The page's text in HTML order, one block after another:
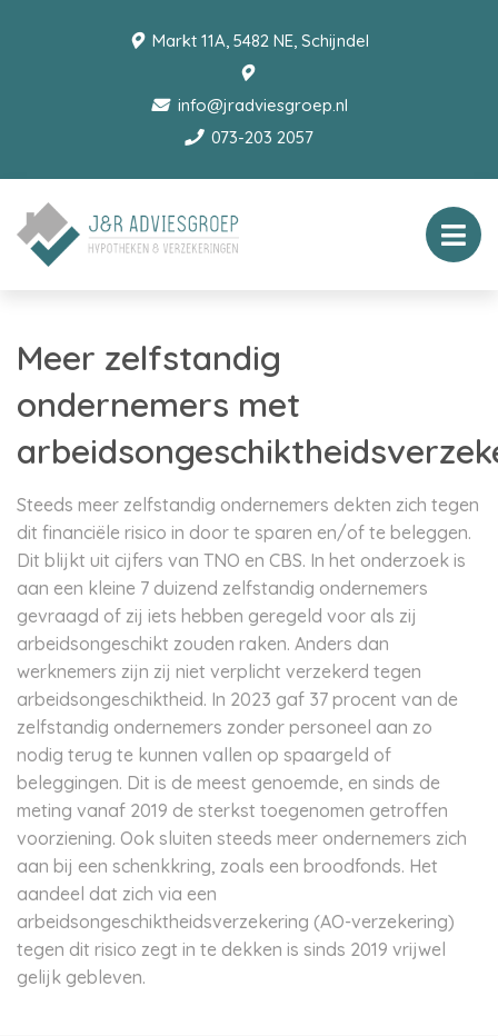
Markt 11A, 5482 NE, Schijndel
info@jradviesgroep.nl
073-203 2057
Meer zelfstandig
ondernemers met
Steeds meer zelfstandig ondernemers dekten zich tegen
dit financiële risico in door te sparen en/of te beleggen.
Dit blijkt uit cijfers van TNO en CBS. In het onderzoek is
aan een kleine 7 duizend zelfstandig ondernemers
gevraagd of zij iets hebben geregeld voor als zij
arbeidsongeschikt zouden raken. Anders dan
werknemers zijn zij niet verplicht verzekerd tegen
arbeidsongeschiktheid. In 2023 gaf 37 procent van de
zelfstandig ondernemers zonder personeel aan zo
nodig terug te kunnen vallen op spaargeld of
beleggingen. Dit is de meest genoemde, en sinds de
meting vanaf 2019 de sterkst toegenomen getroffen
voorziening. Ook sluiten steeds meer ondernemers zich
aan bij een schenkkring, zoals een broodfonds. Het
aandeel dat zich via een
arbeidsongeschiktheidsverzekering (AO-verzekering)
tegen dit risico zegt in te dekken is sinds 2019 vrijwel
gelijk gebleven.